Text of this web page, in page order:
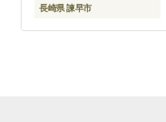
贈答 / 諫早市 / 株式会
長崎県 諫早市